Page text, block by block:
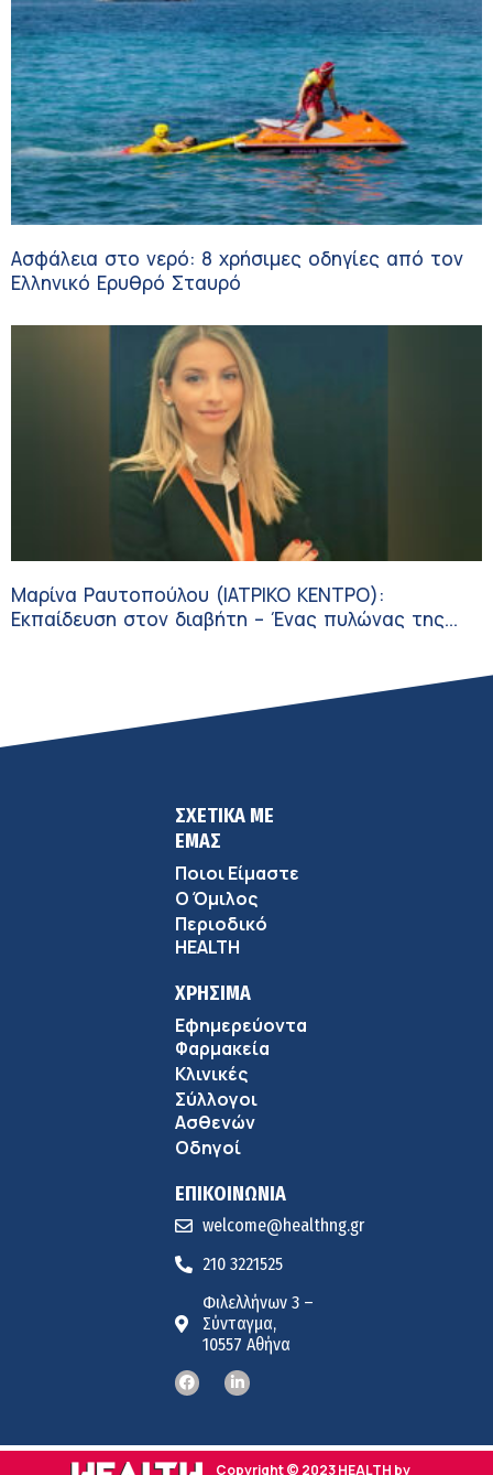
Ασφάλεια στο νερό: 8 χρήσιμες οδηγίες από τον
Ελληνικό Ερυθρό Σταυρό
Μαρίνα Ραυτοπούλου (ΙΑΤΡΙΚΟ ΚΕΝΤΡΟ):
Εκπαίδευση στον διαβήτη – Ένας πυλώνας της
ΣΧΕΤΙΚΑ ΜΕ
ΕΜΑΣ
Ποιοι Είμαστε
Ο Όμιλος
Περιοδικό
HEALTH
ΧΡΗΣΙΜΑ
Εφημερεύοντα
Φαρμακεία
Κλινικές
Σύλλογοι
Ασθενών
Οδηγοί
ΕΠΙΚΟΙΝΩΝΙΑ
welcome@healthng.gr
210 3221525
Φιλελλήνων 3 –
Σύνταγμα,
10557 Αθήνα
Copyright © 2023 HEALTH by